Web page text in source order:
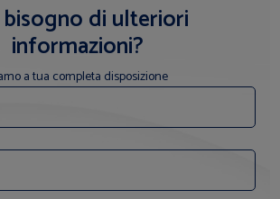
bisogno di ulteriori
informazioni?
a tua completa disposizione